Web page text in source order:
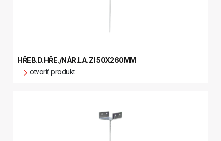
HŘEB.D.HŘE./NÁR.LA.ZI 50X260MM
otvoriť produkt